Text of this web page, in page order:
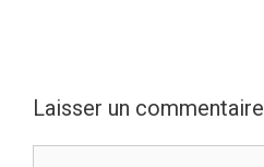
Laisser un commentaire